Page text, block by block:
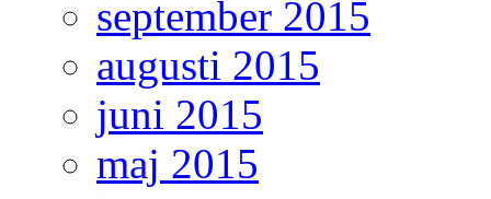
september 2015
augusti 2015
juni 2015
maj 2015